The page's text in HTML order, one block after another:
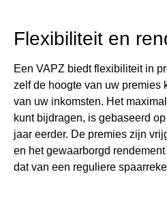
Flexibiliteit en
Een VAPZ biedt flexibiliteit in
zelf de hoogte van uw premies
van uw inkomsten. Het
kunt bijdragen, is gebaseerd
jaar eerder. De premies zijn
en het gewaarborgd
dat van een reguliere